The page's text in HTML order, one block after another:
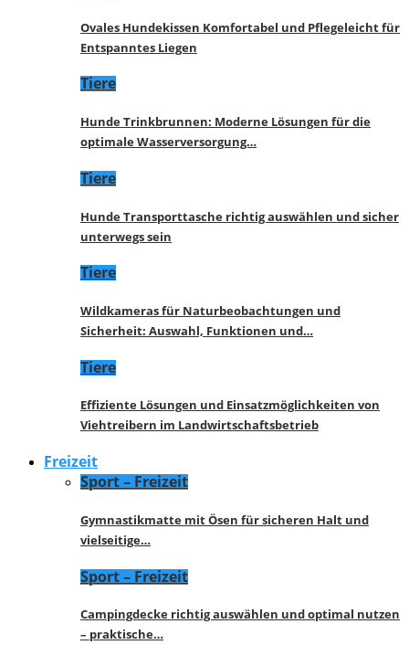
Ovales Hundekissen Komfortabel und Pflegeleicht für
Entspanntes Liegen
Tiere
Hunde Trinkbrunnen: Moderne Lösungen für die
optimale Wasserversorgung…
Tiere
Hunde Transporttasche richtig auswählen und sicher
unterwegs sein
Tiere
Wildkameras für Naturbeobachtungen und
Sicherheit: Auswahl, Funktionen und…
Tiere
Effiziente Lösungen und Einsatzmöglichkeiten von
Viehtreibern im Landwirtschaftsbetrieb
Freizeit
Sport – Freizeit
Gymnastikmatte mit Ösen für sicheren Halt und
vielseitige…
Sport – Freizeit
Campingdecke richtig auswählen und optimal nutzen
– praktische…